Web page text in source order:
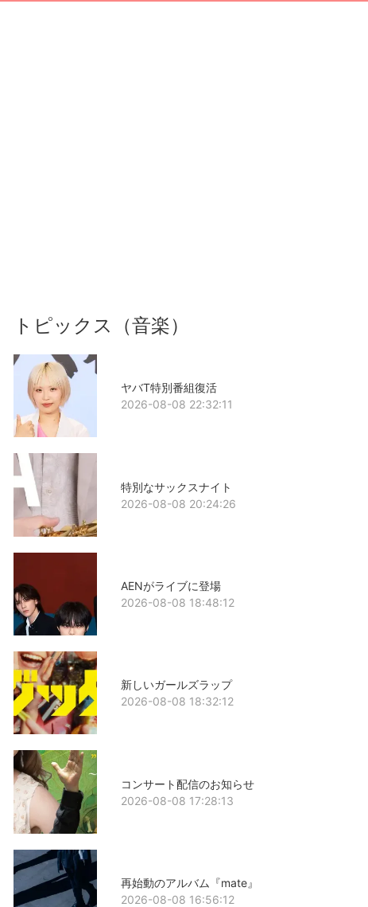
トピックス（音楽）
ヤバT特別番組復活
2026-08-08 22:32:11
特別なサックスナイト
2026-08-08 20:24:26
AENがライブに登場
2026-08-08 18:48:12
新しいガールズラップ
2026-08-08 18:32:12
コンサート配信のお知らせ
2026-08-08 17:28:13
再始動のアルバム『mate』
2026-08-08 16:56:12